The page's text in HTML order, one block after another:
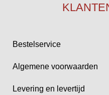
Bestelservice
Algemene voorwaarden
Levering en levertijd